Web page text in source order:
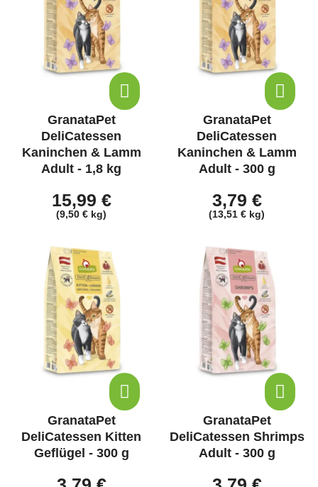
GranataPet
DeliCatessen
Kaninchen & Lamm
Adult - 1,8 kg
15,99 €
(9,50 € kg)
GranataPet
DeliCatessen
Kaninchen & Lamm
Adult - 300 g
3,79 €
(13,51 € kg)
GranataPet
DeliCatessen Kitten
Geflügel - 300 g
GranataPet
DeliCatessen Shrimps
Adult - 300 g